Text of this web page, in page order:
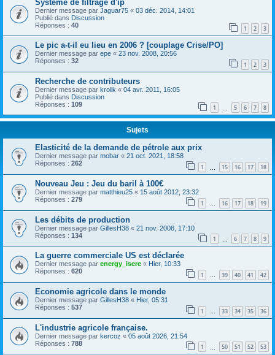
Système de filtrage d'ip
Dernier message par Jaguar75 « 03 déc. 2014, 14:01
Publié dans Discussion
Réponses : 40 1 2 3
Le pic a-t-il eu lieu en 2006 ? [couplage Crise/PO]
Dernier message par epe « 23 nov. 2008, 20:56
Réponses : 32 1 2 3
Recherche de contributeurs
Dernier message par krolik « 04 avr. 2011, 16:05
Publié dans Discussion
Réponses : 109 1 5 6 7 8
Sujets
Elasticité de la demande de pétrole aux prix
Dernier message par mobar « 21 oct. 2021, 18:58
Réponses : 262 1 15 16 17 18
Nouveau Jeu : Jeu du baril à 100€
Dernier message par matthieu25 « 15 août 2012, 23:32
Réponses : 279 1 … 16 17 18 19
Les débits de production
Dernier message par GillesH38 « 21 nov. 2008, 17:10
Réponses : 134 1 6 7 8 9
La guerre commerciale US est déclarée
Dernier message par energy_isere « Hier, 10:33
Réponses : 620 1 … 39 40 41 42
Economie agricole dans le monde
Dernier message par GillesH38 « Hier, 05:31
Réponses : 537 1 … 33 34 35 36
L'industrie agricole française.
Dernier message par kercoz « 05 août 2026, 21:54
Réponses : 788 1 50 51 52 53